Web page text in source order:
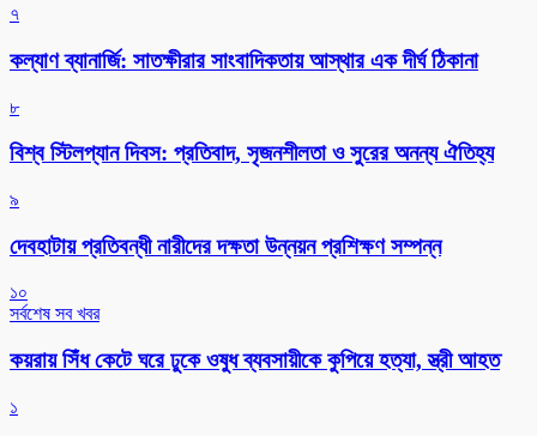
৭
কল্যাণ ব্যানার্জি: সাতক্ষীরার সাংবাদিকতায় আস্থার এক দীর্ঘ ঠিকানা
৮
বিশ্ব স্টিলপ্যান দিবস: প্রতিবাদ, সৃজনশীলতা ও সুরের অনন্য ঐতিহ্য
৯
দেবহাটায় প্রতিবন্ধী নারীদের দক্ষতা উন্নয়ন প্রশিক্ষণ সম্পন্ন
১০
সর্বশেষ সব খবর
কয়রায় সিঁধ কেটে ঘরে ঢুকে ওষুধ ব্যবসায়ীকে কুপিয়ে হত্যা, স্ত্রী আহত
১